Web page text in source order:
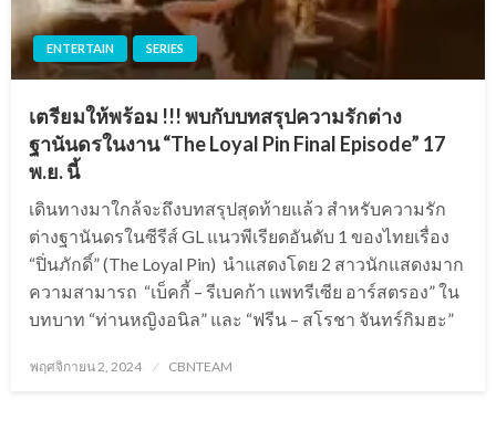
ENTERTAIN SERIES
เตรียมให้พร้อม !!! พบกับบทสรุปความรักต่าง
ฐานันดรในงาน “The Loyal Pin Final Episode” 17
พ.ย. นี้
เดินทางมาใกล้จะถึงบทสรุปสุดท้ายแล้ว สำหรับความรัก
ต่างฐานันดรในซีรีส์ GL แนวพีเรียดอันดับ 1 ของไทยเรื่อง
“ปิ่นภักดิ์” (The Loyal Pin) นำแสดงโดย 2 สาวนักแสดงมาก
ความสามารถ “เบ็คกี้ – รีเบคก้า แพทรีเซีย อาร์สตรอง” ใน
บทบาท “ท่านหญิงอนิล” และ “ฟรีน – สโรชา จันทร์กิมฮะ”
Posted
พฤศจิกายน 2, 2024 CBNTEAM